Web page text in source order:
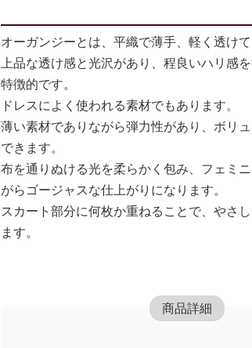
オーガンジーとは、平織で薄手、軽く透けて
上品な透け感と光沢があり、程良いハリ感
特徴的です。
ドレスによく使われる素材でもあります。
薄い素材でありながら弾力性があり、ボリ
できます。
布を通りぬける光を柔らかく包み、フェミ
がらゴージャスな仕上がりになります。
スカート部分に何枚か重ねることで、やさ
ます。
商品詳細